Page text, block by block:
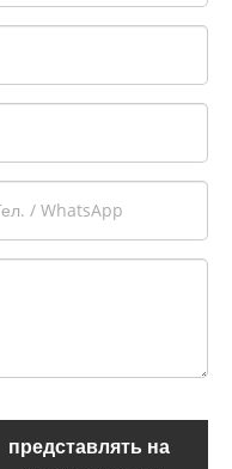
представлять на